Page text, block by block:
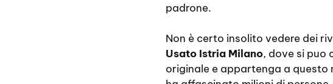
padrone.
Non è certo insolito vedere dei
Usato Istria Milano, dove si puo
originale e appartenga a questo